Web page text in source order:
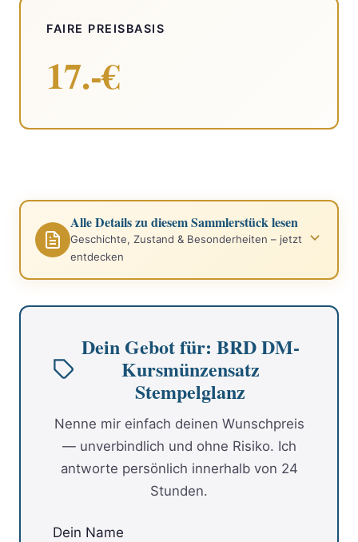
FAIRE PREISBASIS
17.-€
Alle Details zu diesem Sammlerstück lesen
Geschichte, Zustand & Besonderheiten – jetzt
entdecken
Dein Gebot für: BRD DM-
Kursmünzensatz
Stempelglanz
Nenne mir einfach deinen Wunschpreis
— unverbindlich und ohne Risiko. Ich
antworte persönlich innerhalb von 24
Stunden.
Dein Name